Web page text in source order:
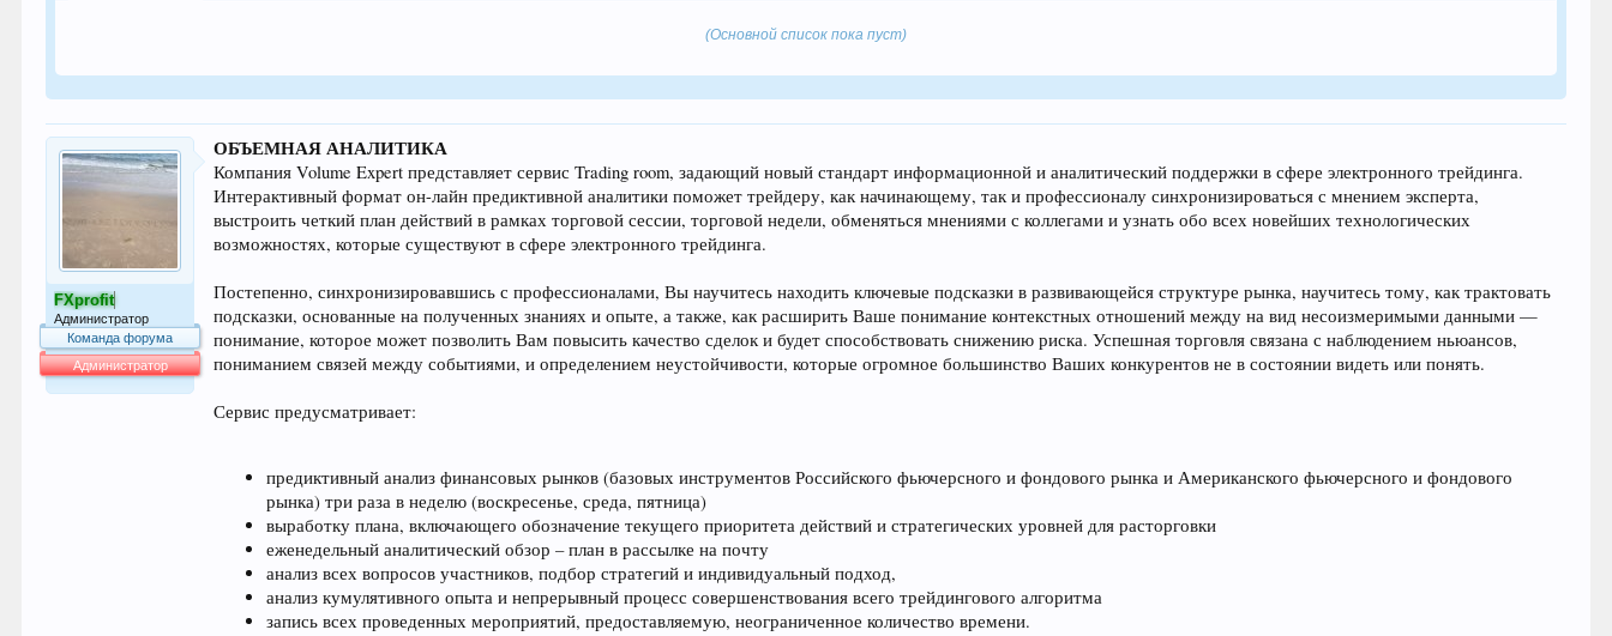
(Основной список пока пуст)
FXprofit
Администратор
Команда форума
Администратор
ОБЪЕМНАЯ АНАЛИТИКА
Компания Volume Expert представляет сервис Trading room, задающий новый стандарт информационной и аналитический поддержки в сфере электронного трейдинга.
Интерактивный формат он-лайн предиктивной аналитики поможет трейдеру, как начинающему, так и профессионалу синхронизироваться с мнением эксперта,
выстроить четкий план действий в рамках торговой сессии, торговой недели, обменяться мнениями с коллегами и узнать обо всех новейших технологических
возможностях, которые существуют в сфере электронного трейдинга.
Постепенно, синхронизировавшись с профессионалами, Вы научитесь находить ключевые подсказки в развивающейся структуре рынка, научитесь тому, как трактовать
подсказки, основанные на полученных знаниях и опыте, а также, как расширить Ваше понимание контекстных отношений между на вид несоизмеримыми данными —
понимание, которое может позволить Вам повысить качество сделок и будет способствовать снижению риска. Успешная торговля связана с наблюдением ньюансов,
пониманием связей между событиями, и определением неустойчивости, которые огромное большинство Ваших конкурентов не в состоянии видеть или понять.
Сервис предусматривает:
предиктивный анализ финансовых рынков (базовых инструментов Российского фьючерсного и фондового рынка и Американского фьючерсного и фондового
рынка) три раза в неделю (воскресенье, среда, пятница)
выработку плана, включающего обозначение текущего приоритета действий и стратегических уровней для расторговки
еженедельный аналитический обзор – план в рассылке на почту
анализ всех вопросов участников, подбор стратегий и индивидуальный подход,
анализ кумулятивного опыта и непрерывный процесс совершенствования всего трейдингового алгоритма
запись всех проведенных мероприятий, предоставляемую, неограниченное количество времени.